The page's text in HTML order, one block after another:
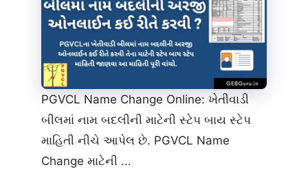
PGVCL Name Change Online: ખેતીવાડી
બીલમાં નામ બદલીની માટેની સ્ટેપ બાય સ્ટેપ
માહિતી નીચે આપેલ છે. PGVCL Name
Change માટેની ...